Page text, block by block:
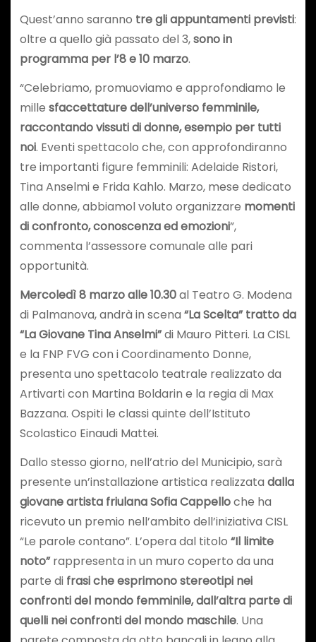
Quest’anno saranno tre gli appuntamenti previsti:
oltre a quello già passato del 3,sono in
programma per l’8 e 10 marzo.
“Celebriamo, promuoviamo e approfondiamo le
mille sfaccettature dell’universo femminile,
raccontando vissuti di donne, esempio per tutti
noi. Eventi spettacolo che, con approfondiranno
tre importanti figure femminili: Adelaide Ristori,
Tina Anselmi e Frida Kahlo. Marzo, mese dedicato
alle donne, abbiamol voluto organizzare momenti
di confronto, conoscenza ed emozioni”,
commenta l’assessore comunale alle pari
opportunità.
Mercoledì 8 marzo alle 10.30al Teatro G. Modena
di Palmanova, andrà in scena “La Scelta” tratto da
“La Giovane Tina Anselmi”di Mauro Pitteri. La CISL
e la FNP FVG con i Coordinamento Donne,
presenta uno spettacolo teatrale realizzato da
Artivarti con Martina Boldarin e la regia di Max
Bazzana. Ospiti le classi quinte dell’Istituto
Scolastico Einaudi Mattei.
Dallo stesso giorno, nell’atrio del Municipio, sarà
presente un’installazione artistica realizzata dalla
giovane artista friulana Sofia Cappelloche ha
ricevuto un premio nell’ambito dell’iniziativa CISL
“Le parole contano”. L’opera dal titolo “Il limite
noto”rappresenta in un muro coperto da una
parte di frasi che esprimono stereotipi nei
confronti del mondo femminile, dall’altra parte di
quelli nei confronti del mondo maschile. Una